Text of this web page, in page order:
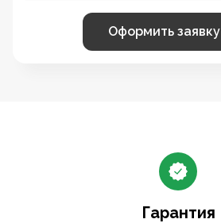
Оформить заявку
Гарантия